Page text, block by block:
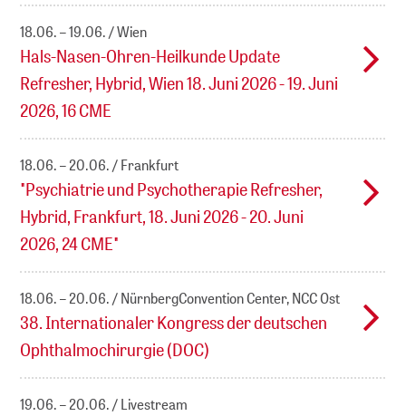
18.06. – 19.06. Wien
Hals-Nasen-Ohren-Heilkunde Update
Refresher, Hybrid, Wien 18. Juni 2026 - 19. Juni
2026, 16 CME
18.06. – 20.06. Frankfurt
"Psychiatrie und Psychotherapie Refresher,
Hybrid, Frankfurt, 18. Juni 2026 - 20. Juni
2026, 24 CME"
18.06. – 20.06. NürnbergConvention Center, NCC Ost
38. Internationaler Kongress der deutschen
Ophthalmochirurgie (DOC)
19.06. – 20.06. Livestream